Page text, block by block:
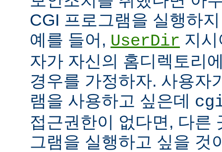
CGI 프로그램을 실행하
예를 들어, UserDir 지
자가 자신의 홈디렉토리
경우를 가정하자. 사용자
램을 사용하고 싶은데
접근권한이 없다면, 다른
그램을 실행하고 싶을 것